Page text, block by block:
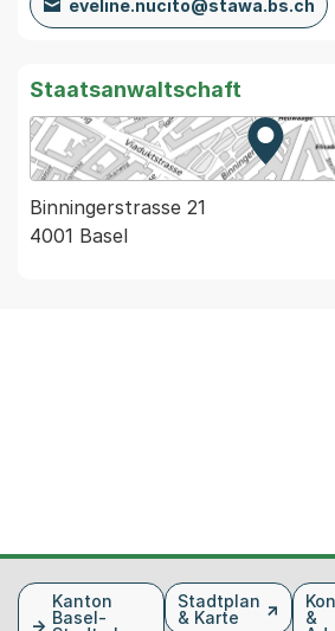
eveline.nucito@stawa.bs.ch
Staatsanwaltschaft
Zur
Binningerstrasse 21
4001 Basel
FusszeileKanton
Basel-
Stadtplan
& Karte
&